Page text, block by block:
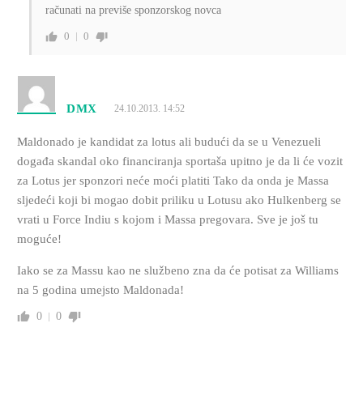
računati na previše sponzorskog novca
0 0
DMX 24.10.2013. 14:52
Maldonado je kandidat za lotus ali budući da se u Venezueli
događa skandal oko financiranja sportaša upitno je da li će vozit
za Lotus jer sponzori neće moći platiti Tako da onda je Massa
sljedeći koji bi mogao dobit priliku u Lotusu ako Hulkenberg se
vrati u Force Indiu s kojom i Massa pregovara. Sve je još tu
moguće!
Iako se za Massu kao ne službeno zna da će potisat za Williams
na 5 godina umejsto Maldonada!
0 0